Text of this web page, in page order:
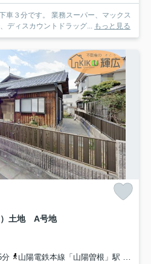
車３分です。 業務スーパー、マックス
ディスカウントドラッグ... もっと見る
）土地 A号地
分
山陽電鉄本線「山陽曽根」駅 徒歩45分